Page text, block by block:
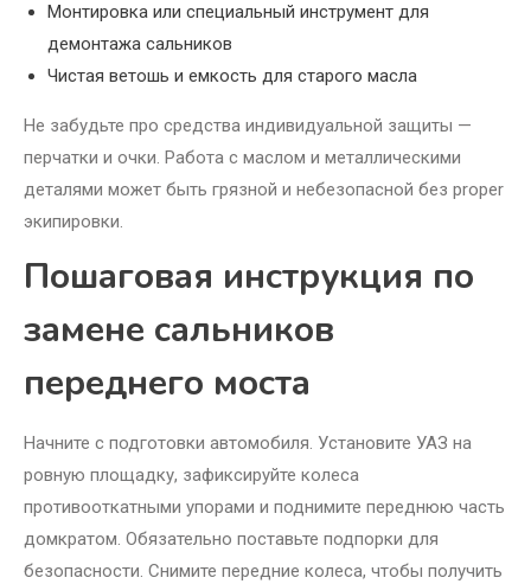
Монтировка или специальный инструмент для
демонтажа сальников
Чистая ветошь и емкость для старого масла
Не забудьте про средства индивидуальной защиты —
перчатки и очки. Работа с маслом и металлическими
деталями может быть грязной и небезопасной без proper
экипировки.
Пошаговая инструкция по
замене сальников
переднего моста
Начните с подготовки автомобиля. Установите УАЗ на
ровную площадку, зафиксируйте колеса
противооткатными упорами и поднимите переднюю часть
домкратом. Обязательно поставьте подпорки для
безопасности. Снимите передние колеса, чтобы получить